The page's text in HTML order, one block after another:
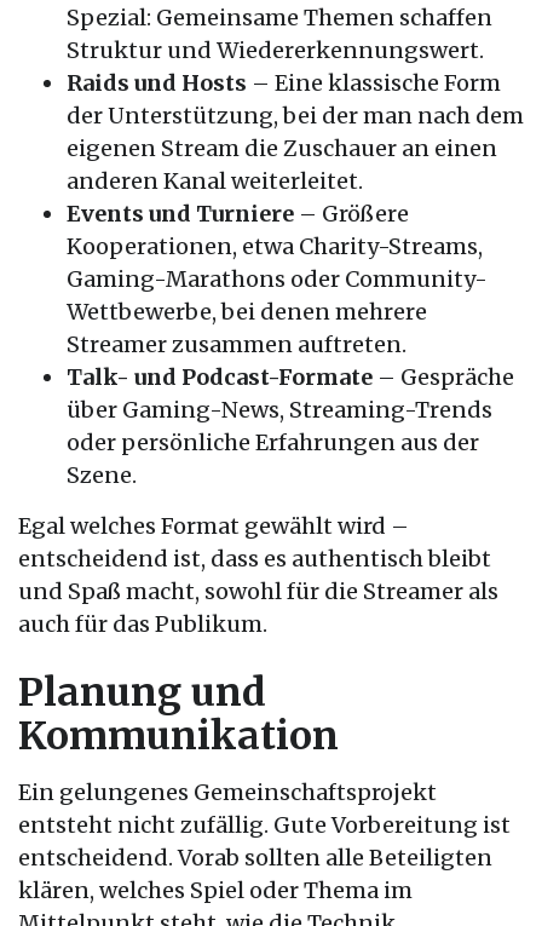
Spezial: Gemeinsame Themen schaffen
Struktur und Wiedererkennungswert.
Raids und Hosts – Eine klassische Form
der Unterstützung, bei der man nach dem
eigenen Stream die Zuschauer an einen
anderen Kanal weiterleitet.
Events und Turniere – Größere
Kooperationen, etwa Charity-Streams,
Gaming-Marathons oder Community-
Wettbewerbe, bei denen mehrere
Streamer zusammen auftreten.
Talk- und Podcast-Formate – Gespräche
über Gaming-News, Streaming-Trends
oder persönliche Erfahrungen aus der
Szene.
Egal welches Format gewählt wird –
entscheidend ist, dass es authentisch bleibt
und Spaß macht, sowohl für die Streamer als
auch für das Publikum.
Planung und
Kommunikation
Ein gelungenes Gemeinschaftsprojekt
entsteht nicht zufällig. Gute Vorbereitung ist
entscheidend. Vorab sollten alle Beteiligten
klären, welches Spiel oder Thema im